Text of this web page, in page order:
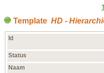
Template HD -
Id
Status
Naam